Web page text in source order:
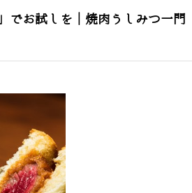
でお試しを｜焼肉うしみつ一門